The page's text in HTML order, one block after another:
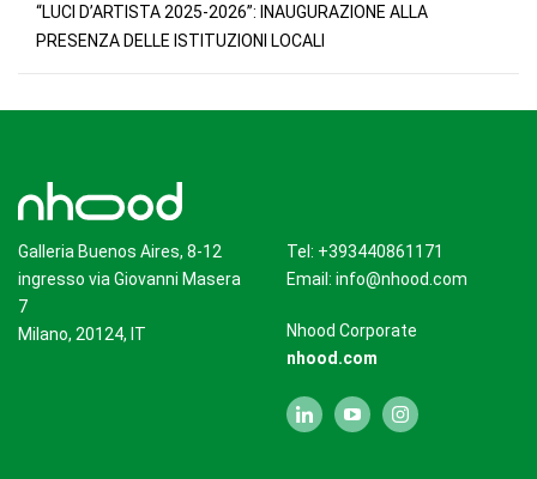
“LUCI D’ARTISTA 2025-2026”: INAUGURAZIONE ALLA
PRESENZA DELLE ISTITUZIONI LOCALI
Galleria Buenos Aires, 8-12
ingresso via Giovanni Masera
7
Milano, 20124, IT
Tel: +393440861171
Email: info@nhood.com
Nhood Corporate
nhood.com